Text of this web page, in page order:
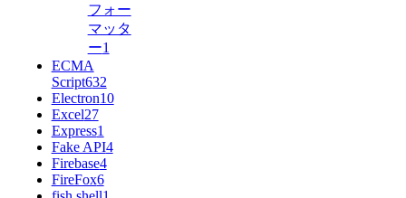
フォー
マッタ
ー1
ECMA
Script632
Electron10
Excel27
Express1
Fake API4
Firebase4
FireFox6